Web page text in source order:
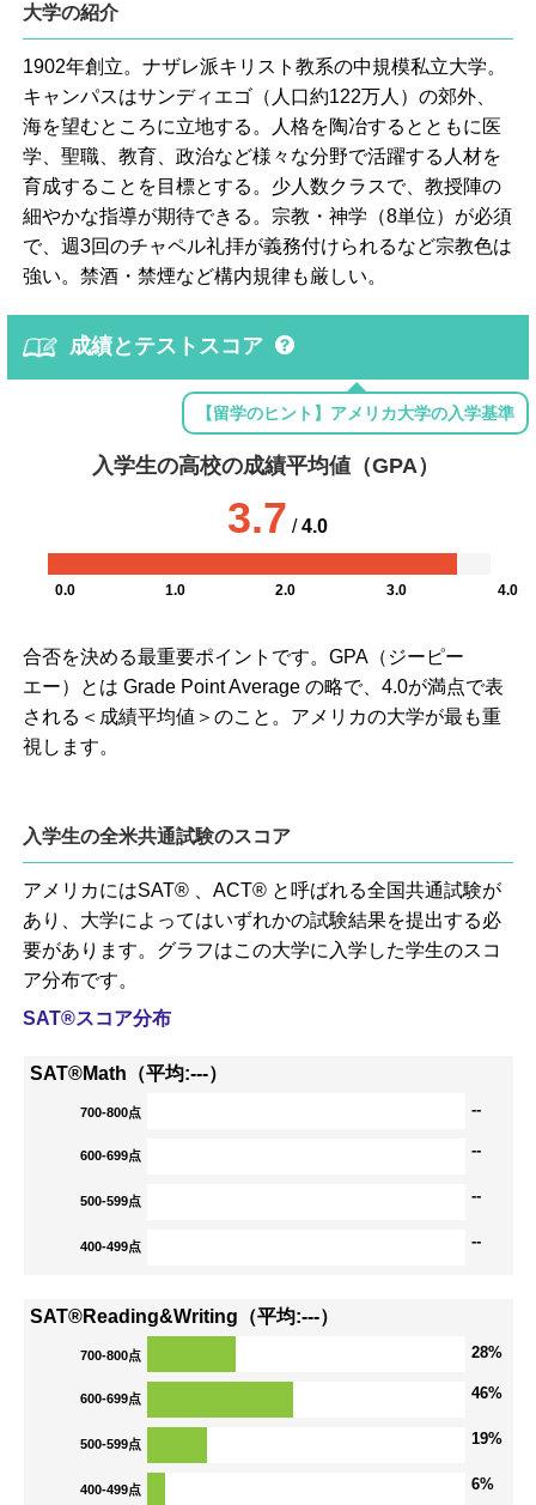
大学の紹介
1902年創立。ナザレ派キリスト教系の中規模私立大学。
キャンパスはサンディエゴ（人口約122万人）の郊外、
海を望むところに立地する。人格を陶冶するとともに医
学、聖職、教育、政治など様々な分野で活躍する人材を
育成することを目標とする。少人数クラスで、教授陣の
細やかな指導が期待できる。宗教・神学（8単位）が必須
で、週3回のチャペル礼拝が義務付けられるなど宗教色は
強い。禁酒・禁煙など構内規律も厳しい。
成績とテストスコア
【留学のヒント】アメリカ大学の入学基準
入学生の高校の成績平均値（GPA）
3.7 /4.0
0.0 1.0 2.0 3.0 4.0
合否を決める最重要ポイントです。GPA（ジーピー
エー）とは Grade Point Average の略で、4.0が満点で表
される＜成績平均値＞のこと。アメリカの大学が最も重
視します。
入学生の全米共通試験のスコア
アメリカにはSAT® 、ACT® と呼ばれる全国共通試験が
あり、大学によってはいずれかの試験結果を提出する必
要があります。グラフはこの大学に入学した学生のスコ
ア分布です。
SAT®スコア分布
SAT®Math（平均:---）
700-800点 --
600-699点 --
500-599点 --
400-499点 --
SAT®Reading&Writing（平均:---）
700-800点 28%
600-699点 46%
500-599点 19%
400-499点 6%